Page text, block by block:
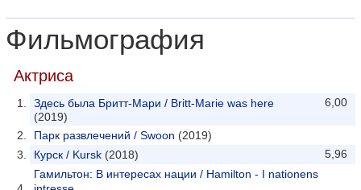
Фильмография
Актриса
6,00
Здесь была Бритт-Мари / Britt-Marie was here
(2019)
Парк развлечений / Swoon (2019)
5,96
Курск / Kursk (2018)
Гамильтон: В интересах нации / Hamilton - I nationens